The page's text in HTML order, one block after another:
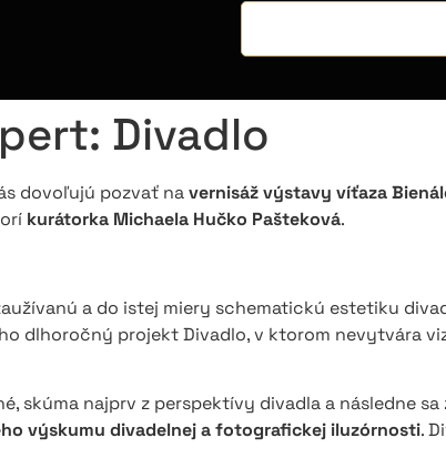
Divadlo
dovoľujú pozvať navernisáž výstavy víťaza
kurátorka Michaela Hučko Pašteková.
a do istej miery schematickú estetiku
dlhoročný projekt Divadlo, v ktorom nevytvára
skúma najprv z perspektívy divadla a následne
výskumu divadelnej a fotografickej iluzórnosti.